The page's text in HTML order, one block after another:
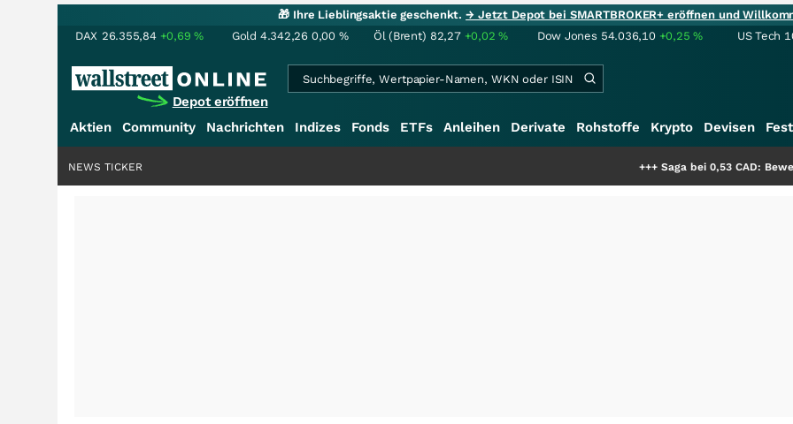
🎁 Ihre Lieblingsaktie geschenkt.→ Jetzt Depot bei SMARTBROKER+ eröffnen und
DAX 26.355,84 +0,69% Gold 4.342,26 0,00 % Öl (Brent) 82,27 +0,02% Dow Jones 54.036,10 +0,25% US Tech
Depot eröffnen
Aktien Community Nachrichten Indizes Fonds ETFs Anleihen Derivate Rohstoffe Krypto Devisen
Saga bei 0,53 CAD: Bewertet der
NEWS TICKER